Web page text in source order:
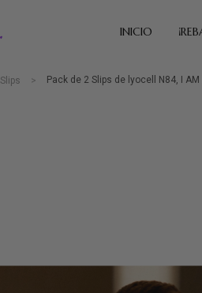
INICIO
Slips Pack de 2 Slips de lyocell N84, I